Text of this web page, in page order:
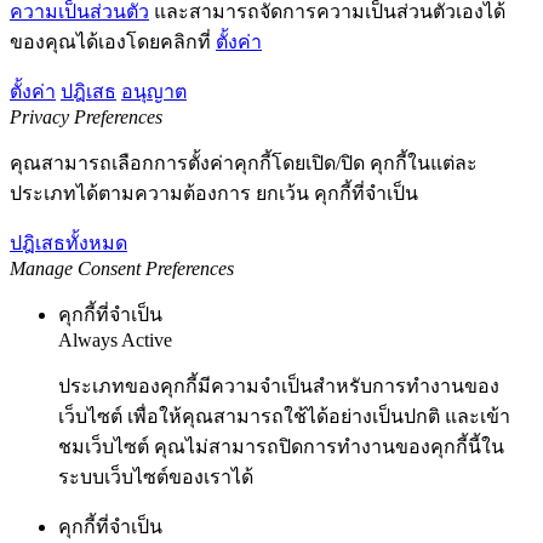
ความเป็นส่วนตัว และสามารถจัดการความเป็นส่วนตัวเองได้
ของคุณได้เองโดยคลิกที่ ตั้งค่า
ตั้งค่า ปฎิเสธ อนุญาต
Privacy Preferences
คุณสามารถเลือกการตั้งค่าคุกกี้โดยเปิด/ปิด คุกกี้ในแต่ละ
ประเภทได้ตามความต้องการ ยกเว้น คุกกี้ที่จำเป็น
ปฎิเสธทั้งหมด
Manage Consent Preferences
คุกกี้ที่จำเป็น
Always Active
ประเภทของคุกกี้มีความจำเป็นสำหรับการทำงานของ
เว็บไซต์ เพื่อให้คุณสามารถใช้ได้อย่างเป็นปกติ และเข้า
ชมเว็บไซต์ คุณไม่สามารถปิดการทำงานของคุกกี้นี้ใน
ระบบเว็บไซต์ของเราได้
คุกกี้ที่จำเป็น